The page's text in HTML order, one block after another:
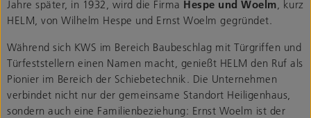
Jahre später, in 1932, wird die Firma Hespe und Woelm , kurz
HELM, von Wilhelm Hespe und Ernst Woelm gegründet.
Während sich KWS im Bereich Baubeschlag mit Türgriffen und
Türfeststellern einen Namen macht, genießt HELM den Ruf als
Pionier im Bereich der Schiebetechnik. Die Unternehmen
verbindet nicht nur der gemeinsame Standort Heiligenhaus,
sondern auch eine Familienbeziehung: Ernst Woelm ist der